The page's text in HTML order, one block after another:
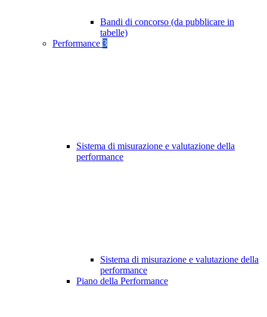
Bandi di concorso (da pubblicare in
tabelle)
Performance 3
Sistema di misurazione e valutazione della
performance
Sistema di misurazione e valutazione della
performance
Piano della Performance